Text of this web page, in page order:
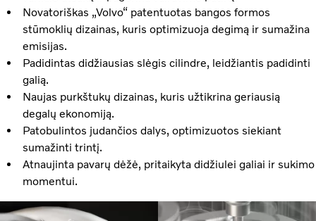
Novatoriškas „Volvo“ patentuotas bangos formos
stūmoklių dizainas, kuris optimizuoja degimą ir sumažina
emisijas.
Padidintas didžiausias slėgis cilindre, leidžiantis padidinti
galią.
Naujas purkštukų dizainas, kuris užtikrina geriausią
degalų ekonomiją.
Patobulintos judančios dalys, optimizuotos siekiant
sumažinti trintį.
Atnaujinta pavarų dėžė, pritaikyta didžiulei galiai ir sukimo
momentui.